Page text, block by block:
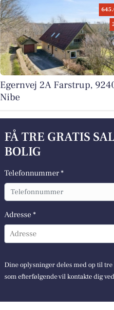
Egernvej 2A Farstrup,
Nibe
FÅ TRE GRATIS
BOLIG
Telefonnummer *
Adresse *
Adresse
Dine oplysninger deles med op til
som efterfølgende vil kontakte dig